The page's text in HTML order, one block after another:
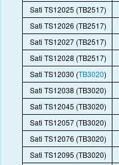
Sati TS12025 (TB2517)
Sati TS12026 (TB2517)
Sati TS12027 (TB2517)
Sati TS12028 (TB2517)
Sati TS12030 (TB3020)
Sati TS12038 (TB3020)
Sati TS12045 (TB3020)
Sati TS12057 (TB3020)
Sati TS12076 (TB3020)
Sati TS12095 (TB3020)